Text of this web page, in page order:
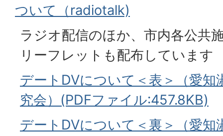
ついて（radiotalk)
ラジオ配信のほか、市内各公共
リーフレットも配布しています
デートDVについて＜表＞（愛知
究会）(PDFファイル:457.8KB)
デートDVについて＜裏＞（愛知